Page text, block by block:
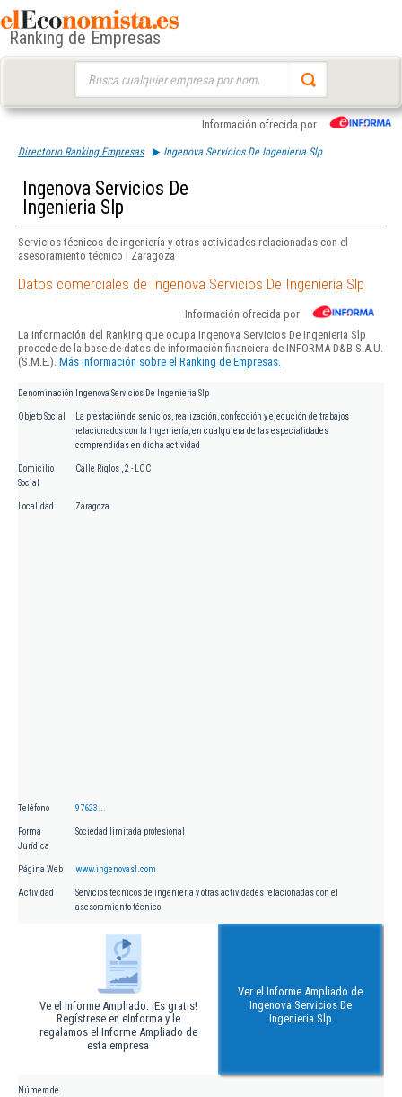
Ranking de Empresas
Información ofrecida por
Directorio Ranking Empresas Ingenova Servicios De Ingenieria Slp
Ingenova Servicios De
Ingenieria Slp
Servicios técnicos de ingeniería y otras actividades relacionadas con el
asesoramiento técnico | Zaragoza
Datos comerciales de Ingenova Servicios De Ingenieria Slp
Información ofrecida por
La información del Ranking que ocupa Ingenova Servicios De Ingenieria Slp
procede de la base de datos de información financiera de INFORMA D&B S.A.U.
(S.M.E.). Más información sobre el Ranking de Empresas.
Denominación Ingenova Servicios De Ingenieria Slp
Objeto Social
La prestación de servicios, realización, confección y ejecución de trabajos
relacionados con la Ingeniería, en cualquiera de las especialidades
comprendidas en dicha actividad
Domicilio
Social
Calle Riglos , 2 - LOC
Localidad Zaragoza
Teléfono 97623...
Forma
Jurídica
Sociedad limitada profesional
Página Web www.ingenovasl.com
Actividad
Servicios técnicos de ingeniería y otras actividades relacionadas con el
asesoramiento técnico
Ve el Informe Ampliado. ¡Es gratis!
Regístrese en eInforma y le
regalamos el Informe Ampliado de
esta empresa
Ver el Informe Ampliado de
Ingenova Servicios De
Ingenieria Slp
Número de